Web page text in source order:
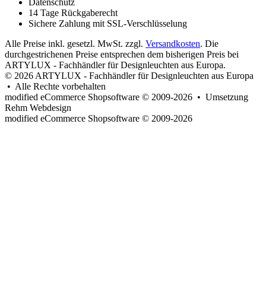
14 Tage Rückgaberecht
Sichere Zahlung mit SSL-Verschlüsselung
Alle Preise inkl. gesetzl. MwSt. zzgl. Versandkosten. Die
durchgestrichenen Preise entsprechen dem bisherigen Preis bei
ARTYLUX - Fachhändler für Designleuchten aus Europa.
© 2026 ARTYLUX - Fachhändler für Designleuchten aus Europa
• Alle Rechte vorbehalten
modified eCommerce Shopsoftware © 2009-2026 • Umsetzung
Rehm Webdesign
modified eCommerce Shopsoftware © 2009-2026